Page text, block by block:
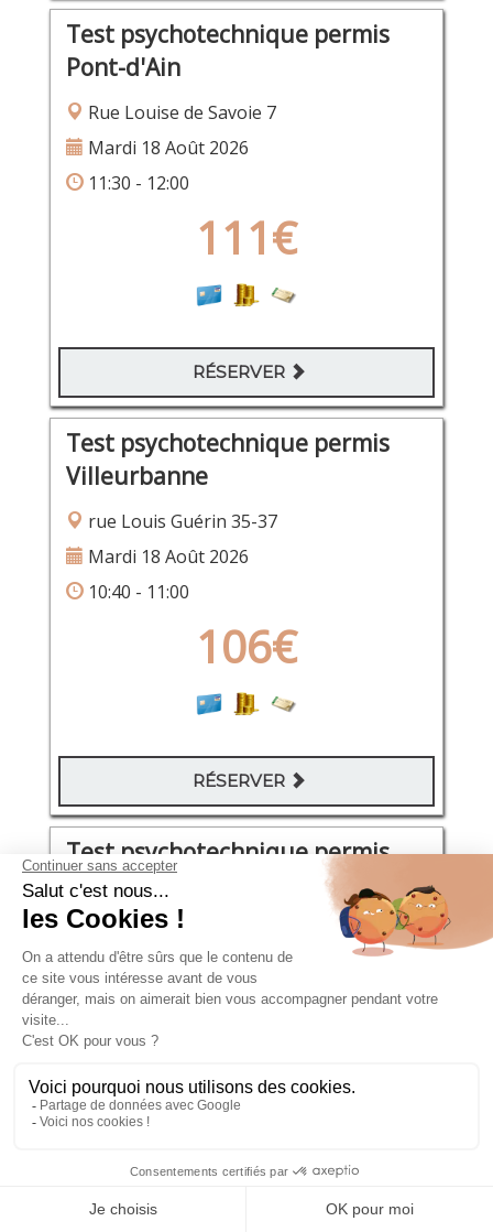
Test psychotechnique permis
Pont-d'Ain
Rue Louise de Savoie 7
Mardi 18 Août 2026
11:30 - 12:00
111€
RÉSERVER
Test psychotechnique permis
Villeurbanne
rue Louis Guérin 35-37
Mardi 18 Août 2026
10:40 - 11:00
106€
RÉSERVER
Test psychotechnique permis
Villeurbanne
rue Louis Guérin 35-37
Mardi 18 Août 2026
11:00 - 11:30